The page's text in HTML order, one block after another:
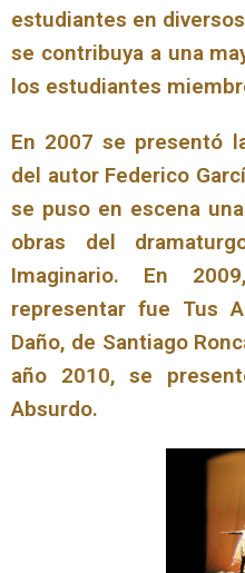
estudiantes en
se contribuya a una
los estudiantes
En 2007 se presentó
del autor Federico
se puso en escena
obras del
Imaginario. En
representar fue Tus
Daño, de Santiago
año 2010, se
Absurdo.